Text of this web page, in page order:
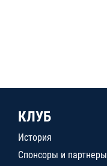
КЛУБ
История
Спонсоры и партнеры